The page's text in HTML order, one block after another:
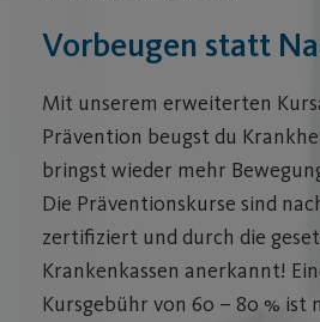
Vorbeugen statt
Mit unserem erweiterten
Prävention beugst du
bringst wieder mehr
Die Präventionskurse sind
zertifiziert und durch die
Krankenkassen anerkannt!
Kursgebühr von 60 – 80 % ist